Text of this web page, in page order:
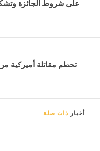
على شروط الجائزة
أخبار ذات صلة